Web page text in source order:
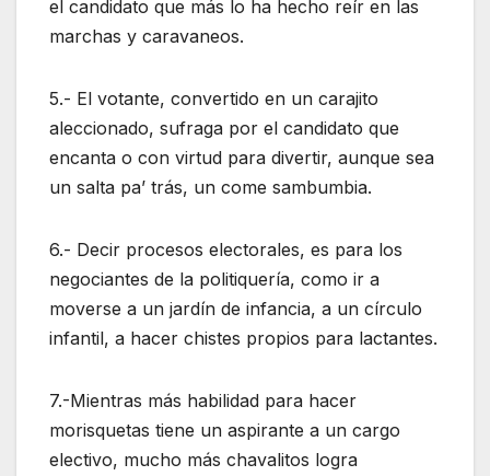
el candidato que más lo ha hecho reír en las
marchas y caravaneos.
5.- El votante, convertido en un carajito
aleccionado, sufraga por el candidato que
encanta o con virtud para divertir, aunque sea
un salta pa’ trás, un come sambumbia.
6.- Decir procesos electorales, es para los
negociantes de la politiquería, como ir a
moverse a un jardín de infancia, a un círculo
infantil, a hacer chistes propios para lactantes.
7.-Mientras más habilidad para hacer
morisquetas tiene un aspirante a un cargo
electivo, mucho más chavalitos logra